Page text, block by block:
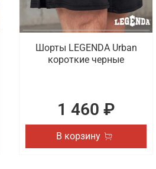
Шорты LEGENDA Urban
короткие черные
1 460 ₽
В корзину